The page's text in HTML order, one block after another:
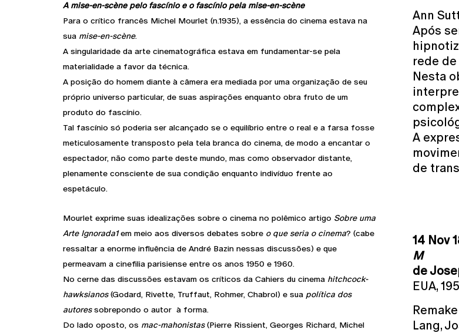
A mise-en-scène pelo fascínio e o fascínio pela mise-en-scène
Para o crítico francês Michel Mourlet (n.1935), a essência do cinema estava na
sua mise-en-scène.
A singularidade da arte cinematográfica estava em fundamentar-se pela
materialidade a favor da técnica.
A posição do homem diante à câmera era mediada por uma organização de seu
próprio universo particular, de suas aspirações enquanto obra fruto de um
produto do fascínio.
Tal fascínio só poderia ser alcançado se o equilíbrio entre o real e a farsa fosse
meticulosamente transposto pela tela branca do cinema, de modo a encantar o
espectador, não como parte deste mundo, mas como observador distante,
plenamente consciente de sua condição enquanto indivíduo frente ao
espetáculo.
Mourlet exprime suas idealizações sobre o cinema no polêmico artigo Sobre uma
Arte Ignorada1em meio aos diversos debates sobre o que seria o cinema? (cabe
ressaltar a enorme influência de André Bazin nessas discussões) e que
permeavam a cinefilia parisiense entre os anos 1950 e 1960.
No cerne das discussões estavam os críticos da Cahiers du cinema hitchcock-
hawksianos(Godard, Rivette, Truffaut, Rohmer, Chabrol) e sua política dos
autoressobrepondo o autor à forma.
Do lado oposto, os mac-mahonistas(Pierre Rissient, Georges Richard, Michel
Ann
Após
rede
Nesta
A
de
14 Nov
M
de
EUA,
Lang,